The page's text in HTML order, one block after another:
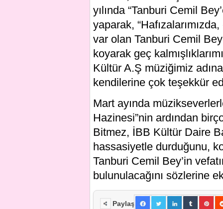
yılında “Tanburi Cemil
yaparak,
var olan Tanburi Cemil
koyarak geç
Kültür A.Ş müziğimiz
kendilerine çok teşekkür
Mart ayında
Hazinesi”nin ardından
Bitmez, İBB Kültür Daire
hassasiyetle durduğunu,
Tanburi Cemil Bey’in
bulunulacağını sözlerine
Paylaş